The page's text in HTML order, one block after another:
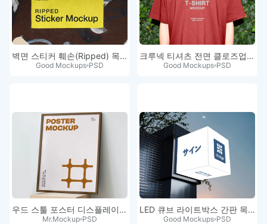
벽면 스티커 훼손(Ripped) 목업
Good Mockups PSD
크루넥 티셔츠 전면 클로즈업 목업
Good Mockups PSD
우드 스툴 포스터 디스플레이 목업
Mr.Mockup PSD
LED 큐브 라이트박스 간판 목업 PSD
Good Mockups PSD